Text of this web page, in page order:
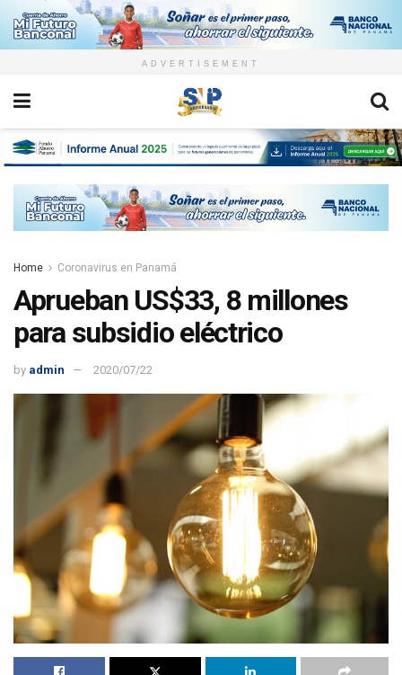
ADVERTISEMENT
Home Coronavirus en Panamá
Aprueban US$33, 8 millones
para subsidio eléctrico
by admin 2020/07/22